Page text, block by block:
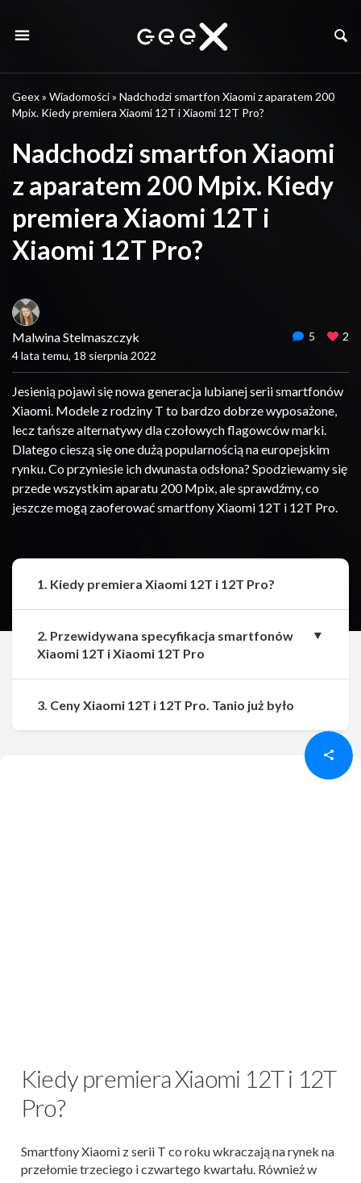
Geex» Wiadomości» Nadchodzi smartfon Xiaomi z aparatem 200
Mpix. Kiedy premiera Xiaomi 12T i Xiaomi 12T Pro?
Nadchodzi smartfon Xiaomi
z aparatem 200 Mpix. Kiedy
premiera Xiaomi 12T i
Xiaomi 12T Pro?
Malwina Stelmaszczyk
4 lata temu, 18 sierpnia 2022
5 2
Jesienią pojawi się nowa generacja lubianej serii smartfonów
Xiaomi. Modele z rodziny T to bardzo dobrze wyposażone,
lecz tańsze alternatywy dla czołowych flagowców marki.
Dlatego cieszą się one dużą popularnością na europejskim
rynku. Co przyniesie ich dwunasta odsłona? Spodziewamy się
przede wszystkim aparatu 200 Mpix, ale sprawdźmy, co
jeszcze mogą zaoferować smartfony Xiaomi 12T i 12T Pro.
Udostępnij Udostępnij
Kiedy premiera Xiaomi 12T i 12T
Pro?
Smartfony Xiaomi z serii T co roku wkraczają na rynek na
przełomie trzeciego i czwartego kwartału. Również w
1. Kiedy premiera Xiaomi 12T i 12T Pro?
2. Przewidywana specyfikacja smartfonów
Xiaomi 12T i Xiaomi 12T Pro
3. Ceny Xiaomi 12T i 12T Pro. Tanio już było